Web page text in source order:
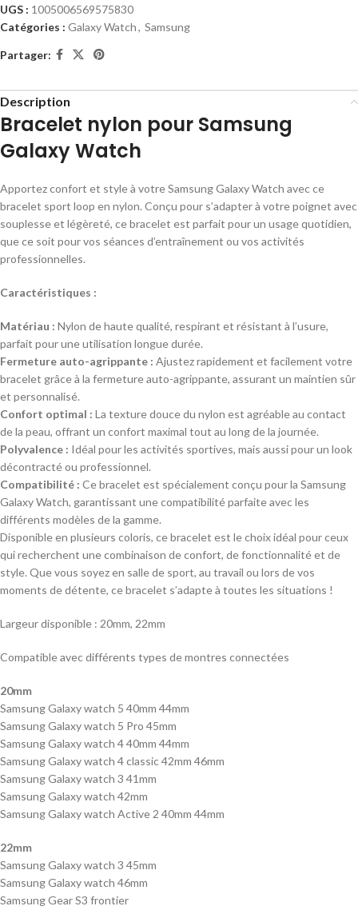
UGS : 1005006569575830
Catégories : Galaxy Watch, Samsung
Partager:
Description
Bracelet nylon pour Samsung
Galaxy Watch
Apportez confort et style à votre Samsung Galaxy Watch avec ce
bracelet sport loop en nylon. Conçu pour s’adapter à votre poignet avec
souplesse et légèreté, ce bracelet est parfait pour un usage quotidien,
que ce soit pour vos séances d’entraînement ou vos activités
professionnelles.
Caractéristiques :
Matériau : Nylon de haute qualité, respirant et résistant à l’usure,
parfait pour une utilisation longue durée.
Fermeture auto-agrippante : Ajustez rapidement et facilement votre
bracelet grâce à la fermeture auto-agrippante, assurant un maintien sûr
et personnalisé.
Confort optimal : La texture douce du nylon est agréable au contact
de la peau, offrant un confort maximal tout au long de la journée.
Polyvalence : Idéal pour les activités sportives, mais aussi pour un look
décontracté ou professionnel.
Compatibilité : Ce bracelet est spécialement conçu pour la Samsung
Galaxy Watch, garantissant une compatibilité parfaite avec les
différents modèles de la gamme.
Disponible en plusieurs coloris, ce bracelet est le choix idéal pour ceux
qui recherchent une combinaison de confort, de fonctionnalité et de
style. Que vous soyez en salle de sport, au travail ou lors de vos
moments de détente, ce bracelet s’adapte à toutes les situations !
Largeur disponible : 20mm, 22mm
Compatible avec différents types de montres connectées
20mm
Samsung Galaxy watch 5 40mm 44mm
Samsung Galaxy watch 5 Pro 45mm
Samsung Galaxy watch 4 40mm 44mm
Samsung Galaxy watch 4 classic 42mm 46mm
Samsung Galaxy watch 3 41mm
Samsung Galaxy watch 42mm
Samsung Galaxy watch Active 2 40mm 44mm
22mm
Samsung Galaxy watch 3 45mm
Samsung Galaxy watch 46mm
Samsung Gear S3 frontier